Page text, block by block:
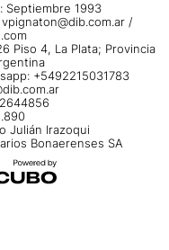
Septiembre 1993
vpignaton@dib.com.ar /
Piso 4, La Plata; Provincia
+5492215031783
Julián Irazoqui
Bonaerenses SA